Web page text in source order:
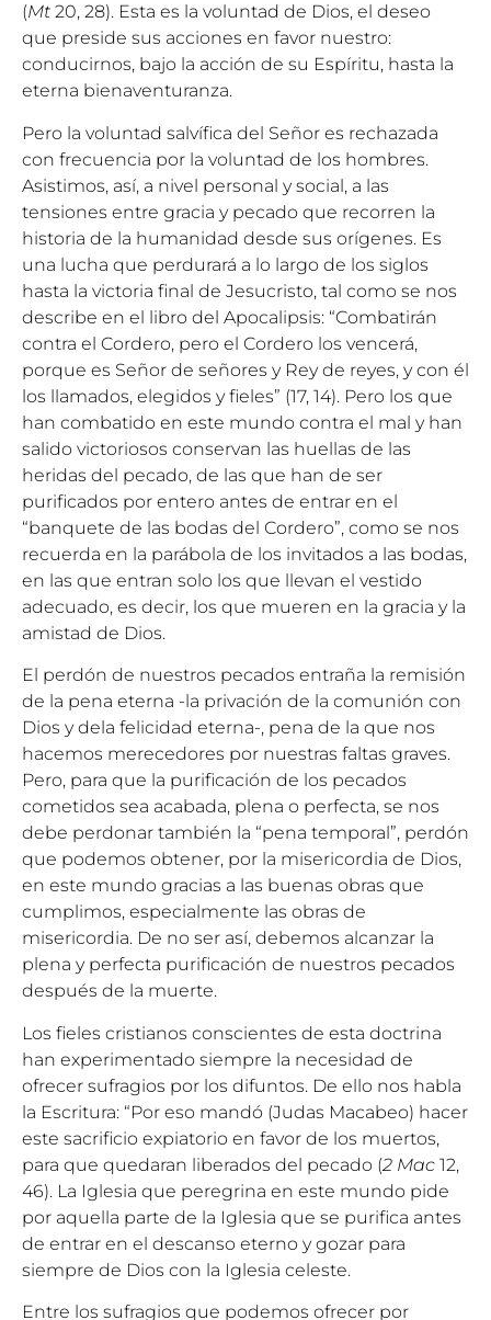
(Mt 20, 28). Esta es la voluntad de Dios, el deseo
que preside sus acciones en favor nuestro:
conducirnos, bajo la acción de su Espíritu, hasta la
eterna bienaventuranza.
Pero la voluntad salvífica del Señor es rechazada
con frecuencia por la voluntad de los hombres.
Asistimos, así, a nivel personal y social, a las
tensiones entre gracia y pecado que recorren la
historia de la humanidad desde sus orígenes. Es
una lucha que perdurará a lo largo de los siglos
hasta la victoria final de Jesucristo, tal como se nos
describe en el libro del Apocalipsis: “Combatirán
contra el Cordero, pero el Cordero los vencerá,
porque es Señor de señores y Rey de reyes, y con él
los llamados, elegidos y fieles” (17, 14). Pero los que
han combatido en este mundo contra el mal y han
salido victoriosos conservan las huellas de las
heridas del pecado, de las que han de ser
purificados por entero antes de entrar en el
“banquete de las bodas del Cordero”, como se nos
recuerda en la parábola de los invitados a las bodas,
en las que entran solo los que llevan el vestido
adecuado, es decir, los que mueren en la gracia y la
amistad de Dios.
El perdón de nuestros pecados entraña la remisión
de la pena eterna -la privación de la comunión con
Dios y dela felicidad eterna-, pena de la que nos
hacemos merecedores por nuestras faltas graves.
Pero, para que la purificación de los pecados
cometidos sea acabada, plena o perfecta, se nos
debe perdonar también la “pena temporal”, perdón
que podemos obtener, por la misericordia de Dios,
en este mundo gracias a las buenas obras que
cumplimos, especialmente las obras de
misericordia. De no ser así, debemos alcanzar la
plena y perfecta purificación de nuestros pecados
después de la muerte.
Los fieles cristianos conscientes de esta doctrina
han experimentado siempre la necesidad de
ofrecer sufragios por los difuntos. De ello nos habla
la Escritura: “Por eso mandó (Judas Macabeo) hacer
este sacrificio expiatorio en favor de los muertos,
para que quedaran liberados del pecado (2 Mac 12,
46). La Iglesia que peregrina en este mundo pide
por aquella parte de la Iglesia que se purifica antes
de entrar en el descanso eterno y gozar para
siempre de Dios con la Iglesia celeste.
Entre los sufragios que podemos ofrecer por